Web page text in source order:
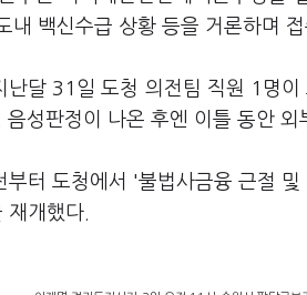
내 백신수급 상황 등을 거론하며 접
난달 31일 도청 의전팀 직원 1명
음성판정이 나온 후엔 이틀 동안
부터 도청에서 '불법사금융 근절
재개했다.